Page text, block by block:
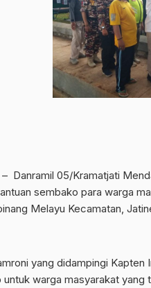
– Danramil 05/Kramatjati
sembako para warga
Melayu Kecamatan,
yang didampingi Kapten
warga masyarakat